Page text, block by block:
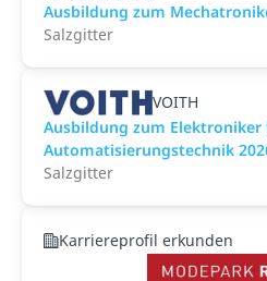
Ausbildung zum
Salzgitter
VOITH
Ausbildung zum Elektroniker
Automatisierungstechnik
Salzgitter
Karriereprofil erkunden